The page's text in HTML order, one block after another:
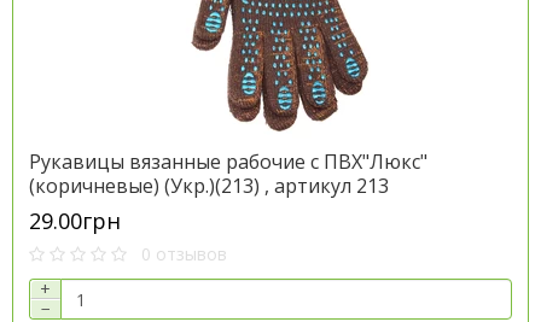
Рукавицы вязанные рабочие с ПВХ"Люкс"
(коричневые) (Укр.)(213) , артикул 213
29.00грн
0 отзывов
+
−